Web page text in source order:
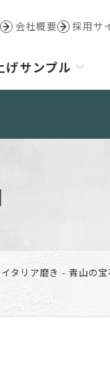
会社概要 採用サ
げサンプル
イタリア磨き - 青山の